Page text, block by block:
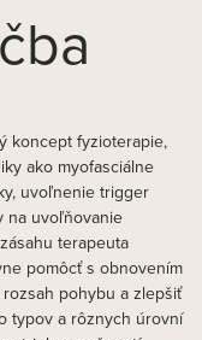
koncept fyzioterapie,
ako myofasciálne
uvoľnenie trigger
na uvoľňovanie
terapeuta
pomôcť s obnovením
pohybu a zlepšiť
typov a rôznych úrovní